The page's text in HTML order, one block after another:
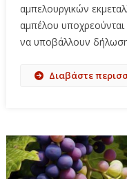
αμπελουργικών
αμπέλου
να υποβάλλουν
Διαβάστε